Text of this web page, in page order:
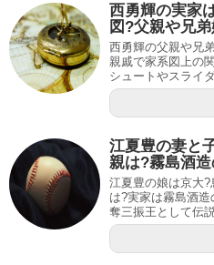
西勇輝の実家
図?父親や兄
西勇輝の父親や兄
親戚で家系図上の
シュートやスライ
江夏豊の妻と
親は?霧島酒
江夏豊の娘は京大?
は?実家は霧島酒造
奪三振王として伝